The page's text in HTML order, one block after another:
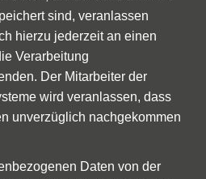
sind, veranlassen
hierzu jederzeit an einen
Verarbeitung
Der Mitarbeiter der
wird veranlassen, dass
unverzüglich nachgekommen
Daten von der